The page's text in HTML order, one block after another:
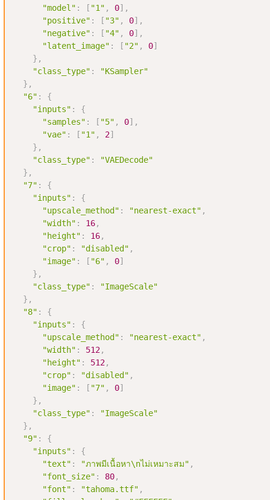
"model" : [ "1" , 0] ,
"positive" : [ "3" , 0] ,
"negative" : [ "4" , 0] ,
"latent_image" : [ "2" , 0]
} ,
"class_type" :
"KSampler"
} ,
"6" :
{
"inputs" :
{
"samples" : [ "5" , 0] ,
"vae" : [ "1" , 2]
} ,
"class_type" :
"VAEDecode"
} ,
"7" :
{
"inputs" :
{
"upscale_method" : "nearest-exact" ,
"width" : 16,
"height" : 16,
"crop" : "disabled" ,
"image" : [ "6" , 0]
} ,
"class_type" :
"ImageScale"
} ,
"8" :
{
"inputs" :
{
"upscale_method" : "nearest-exact" ,
"width" : 512,
"height" : 512,
"crop" : "disabled" ,
"image" : [ "7" , 0]
} ,
"class_type" :
"ImageScale"
} ,
"9" :
{
"inputs" :
{
"text" : "ภาพมีเนื้อหา\nไม่เหมาะสม" ,
"font_size" : 80,
"font" : "tahoma.ttf" ,